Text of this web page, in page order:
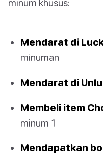
minum khusus:
Mendarat di
minuman
Mendarat di
Membeli item
minum 1
Mendapatkan